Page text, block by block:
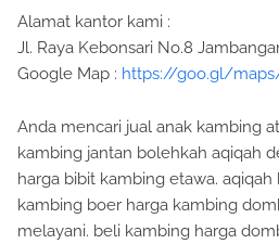
Alamat kantor kami :
Jl. Raya Kebonsari No.8
Google Map : https://goo.gl/
Anda mencari jual anak kambing
kambing jantan bolehkah aqiqah
harga bibit kambing etawa.
kambing boer harga kambing
melayani. beli kambing harga